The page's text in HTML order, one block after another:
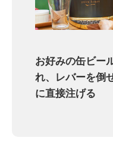
お好みの缶ビー
れ、レバーを倒
に直接注げる